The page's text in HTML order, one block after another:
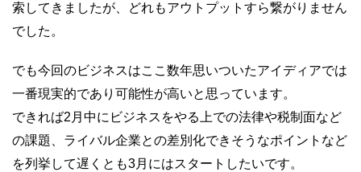
索してきましたが、どれもアウトプットすら繋がりません
でした。
でも今回のビジネスはここ数年思いついたアイディアでは
一番現実的であり可能性が高いと思っています。
できれば2月中にビジネスをやる上での法律や税制面など
の課題、ライバル企業との差別化できそうなポイントなど
を列挙して遅くとも3月にはスタートしたいです。